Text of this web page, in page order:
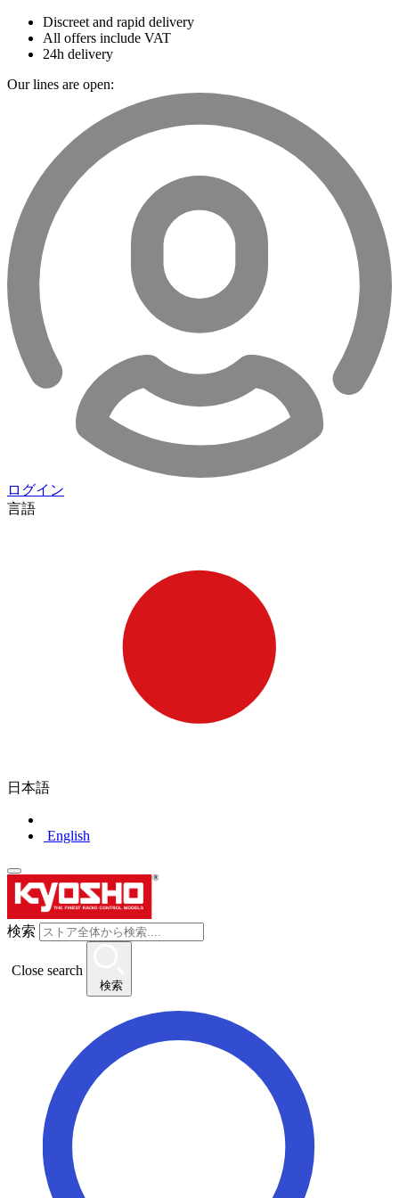
Discreet and rapid delivery
All offers include VAT
24h delivery
Our lines are open:
ログイン
言語
日本語
English
検索
Close search
検索